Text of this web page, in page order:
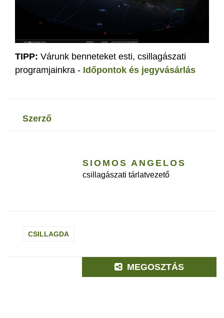
TIPP: Várunk benneteket esti, csillagászati
programjainkra - Időpontok és jegyvásárlás
szerző
SIOMOS ANGELOS
csillagászati tárlatvezető
CSILLAGDA
MEGOSZTÁS